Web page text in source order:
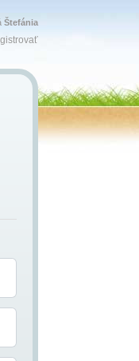
Štefánia